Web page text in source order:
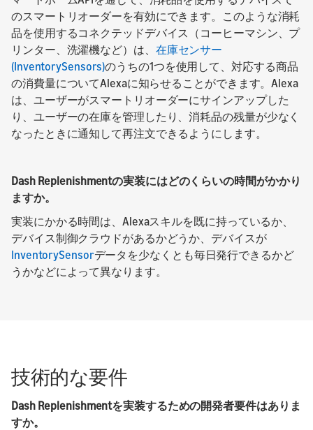
のスマートリオーダーを有効にできます。このような消耗
品を使用するコネクテッドデバイス（コーヒーマシン、プ
リンター、洗濯機など）は、 在庫センサー
(InventorySensors)のうちの1つを使用して、対応する商品
の消費量についてAlexaに知らせることができます。Alexa
は、ユーザーがスマートリオーダーにサインアップした
り、ユーザーの在庫を管理したり、消耗品の残量が少なく
なったときに通知して再注文できるようにします。
Dash Replenishmentの実装にはどのくらいの時間がかかり
ますか。
実装にかかる時間は、Alexaスキルを既に持っているか、
デバイス制御クラウドがあるかどうか、デバイスが
InventorySensorデータを少なくとも毎日発行できるかど
うかなどによって異なります。
技術的な要件
Dash Replenishmentを実装するための開発者要件はありま
すか。